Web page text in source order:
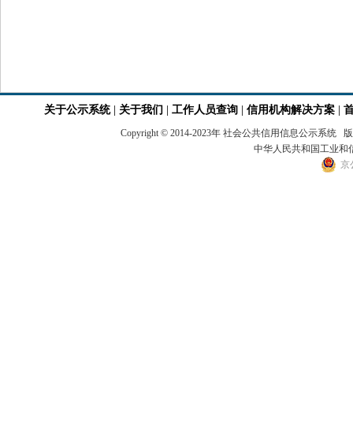
关于公示系统| 关于我们 工作人员查询 信用机构解决方案
Copyright © 2014-2023年 社会公共信用信息公示系
中华人民共和国工业和
京